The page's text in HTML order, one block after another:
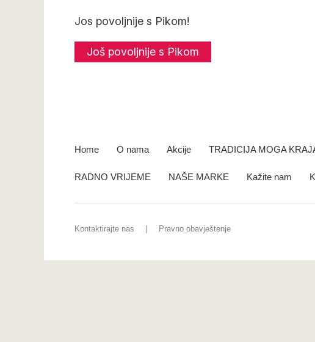
Jos povoljnije s Pikom!
Još povoljnije s Pikom
Home O nama Akcije TRADICIJA MOGA
RADNO VRIJEME NAŠE MARKE Kažite nam
Kontaktirajte nas Pravno obavještenje